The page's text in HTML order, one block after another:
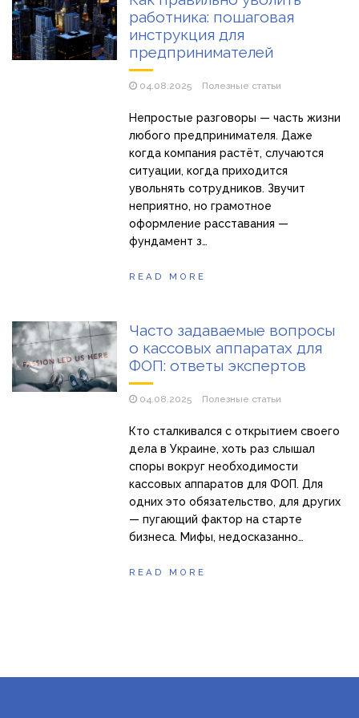
продажу сонячних батарей
Як збільшити прибуток без відкриття нових кавових
точок
работника: пошаговая
инструкция для
предпринимателей
04.08.2025 Полезные статьи
Непростые разговоры — часть жизни
любого предпринимателя. Даже
когда компания растёт, случаются
ситуации, когда приходится
увольнять сотрудников. Звучит
неприятно, но грамотное
оформление расставания —
фундамент з…
READ MORE
Часто задаваемые вопросы
о кассовых аппаратах для
ФОП: ответы экспертов
04.08.2025 Полезные статьи
Кто сталкивался с открытием своего
дела в Украине, хоть раз слышал
споры вокруг необходимости
кассовых аппаратов для ФОП. Для
одних это обязательство, для других
— пугающий фактор на старте
бизнеса. Мифы, недосказанно…
READ MORE